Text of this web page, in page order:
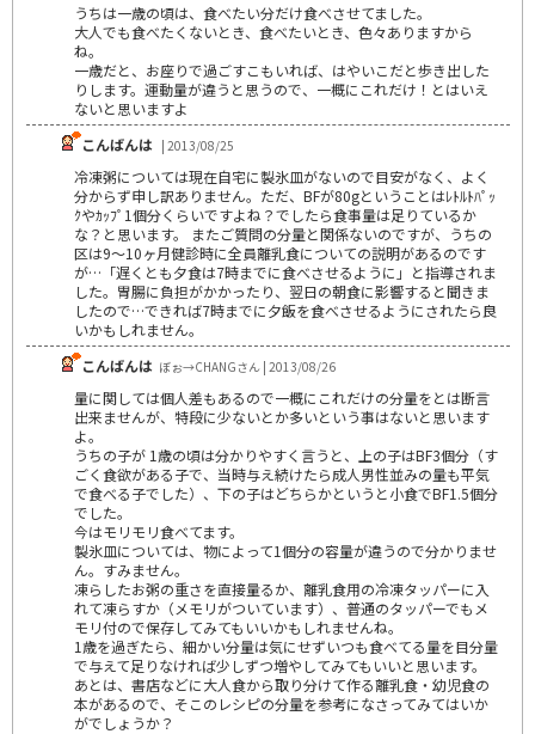
うちは一歳の頃は、食べたい分だけ食べさせてました。
大人でも食べたくないとき、食べたいとき、色々ありますから
ね。
一歳だと、お座りで過ごすこもいれば、はやいこだと歩き出した
りします。運動量が違うと思うので、一概にこれだけ！とはいえ
ないと思いますよ
こんばんは | 2013/08/25
冷凍粥については現在自宅に製氷皿がないので目安がなく、よく
分からず申し訳ありません。ただ、BFが80gということはﾚﾄﾙﾄﾊﾟｯ
ｸやｶｯﾌﾟ1個分くらいですよね？でしたら食事量は足りているか
な？と思います。 またご質問の分量と関係ないのですが、うちの
区は9～10ヶ月健診時に全員離乳食についての説明があるのです
が…「遅くとも夕食は7時までに食べさせるように」と指導されま
した。胃腸に負担がかかったり、翌日の朝食に影響すると聞きま
したので…できれば7時までに夕飯を食べさせるようにされたら良
いかもしれません。
こんばんは ぼぉ→CHANGさん | 2013/08/26
量に関しては個人差もあるので一概にこれだけの分量をとは断言
出来ませんが、特段に少ないとか多いという事はないと思います
よ。
うちの子が 1歳の頃は分かりやすく言うと、上の子はBF3個分（す
ごく食欲がある子で、当時与え続けたら成人男性並みの量も平気
で食べる子でした）、下の子はどちらかというと小食でBF1.5個分
でした。
今はモリモリ食べてます。
製氷皿については、物によって1個分の容量が違うので分かりませ
ん。すみません。
凍らしたお粥の重さを直接量るか、離乳食用の冷凍タッパーに入
れて凍らすか（メモリがついています）、普通のタッパーでもメ
モリ付ので保存してみてもいいかもしれませんね。
1歳を過ぎたら、細かい分量は気にせずいつも食べてる量を目分量
で与えて足りなければ少しずつ増やしてみてもいいと思います。
あとは、書店などに大人食から取り分けて作る離乳食・幼児食の
本があるので、そこのレシピの分量を参考になさってみてはいか
がでしょうか？